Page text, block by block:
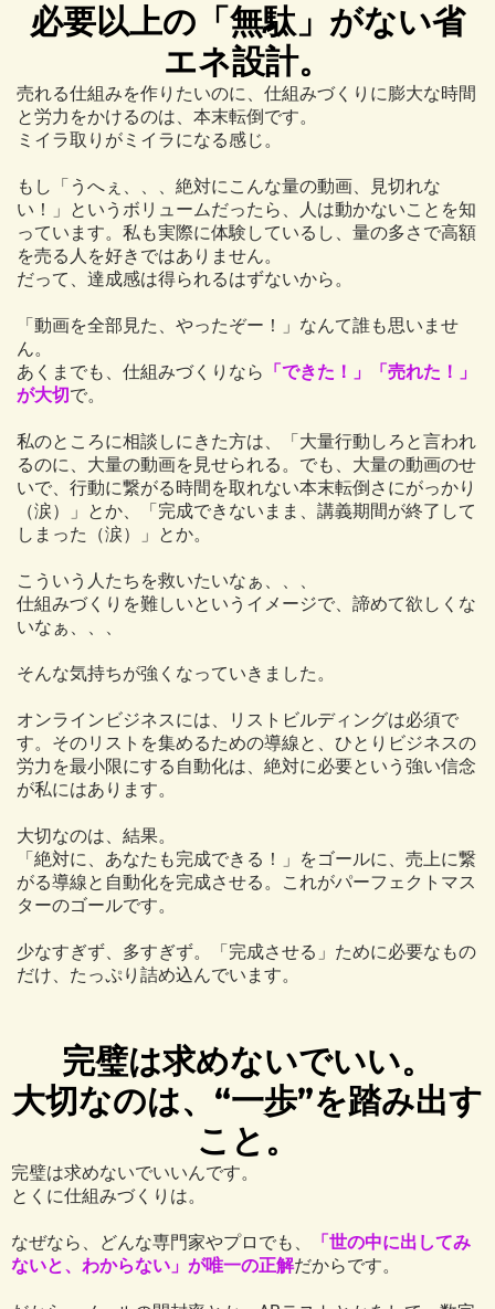
必要以上の「無駄」がない省
エネ設計。
売れる仕組みを作りたいのに、仕組みづくりに膨大な時間
と労力をかけるのは、本末転倒です。
ミイラ取りがミイラになる感じ。
もし「うへぇ、、、絶対にこんな量の動画、見切れな
い！」というボリュームだったら、人は動かないことを知
っています。私も実際に体験しているし、量の多さで高額
を売る人を好きではありません。
だって、達成感は得られるはずないから。
「動画を全部見た、やったぞー！」なんて誰も思いませ
ん。
あくまでも、仕組みづくりなら 「できた！」「売れた！」
が大切で。
私のところに相談しにきた方は、「大量行動しろと言われ
るのに、大量の動画を見せられる。でも、大量の動画のせ
いで、行動に繋がる時間を取れない本末転倒さにがっかり
（涙）」とか、「完成できないまま、講義期間が終了して
しまった（涙）」とか。
こういう人たちを救いたいなぁ、、、
仕組みづくりを難しいというイメージで、諦めて欲しくな
いなぁ、、、
そんな気持ちが強くなっていきました。
オンラインビジネスには、リストビルディングは必須で
す。そのリストを集めるための導線と、ひとりビジネスの
労力を最小限にする自動化は、絶対に必要という強い信念
が私にはあります。
大切なのは、結果。
「絶対に、あなたも完成できる！」をゴールに、売上に繋
がる導線と自動化を完成させる。これがパーフェクトマス
ターのゴールです。
少なすぎず、多すぎず。「完成させる」ために必要なもの
だけ、たっぷり詰め込んでいます。
完璧は求めないでいい。
大切なのは、“一歩”を踏み出す
こと。
完璧は求めないでいいんです。
とくに仕組みづくりは。
なぜなら、どんな専門家やプロでも、
「世の中に出してみ
ないと、わからない」が唯一の正解だからです。